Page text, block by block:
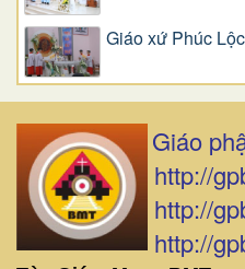
Giáo xứ Phúc
Giáo
http://
http://
http://